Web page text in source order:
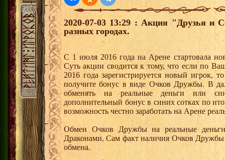
2020-07-03 13:29 : Акция "Друзья и
разных городах.
С 1 июля 2016 года на Арене стартовала
Суть акции сводится к тому, что если по
2016 года зарегистрируется новый
получите бонус в виде Очков Дружбы. В
обменять на реальные деньги или
дополнительный бонус в синих сотках по
возможность честно заработать на Арене
Обмен Очков Дружбы на реальные деньги
Драконами. Сам факт наличия Очков Дружбы
обмена.